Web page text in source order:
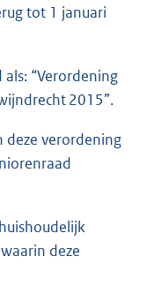
tot 1 januari
“Verordening
2015”.
deze verordening
deze